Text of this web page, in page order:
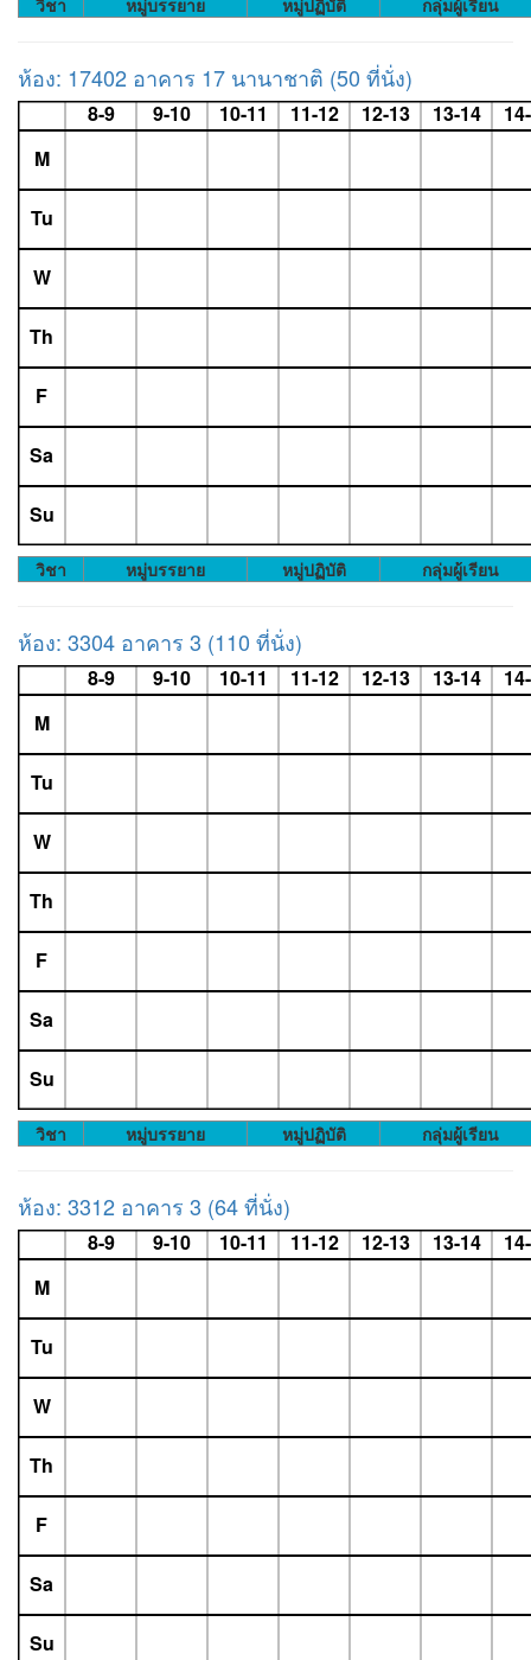
วิชา หมู่บรรยาย หมู่ปฏิบัติ กลุ่มผู้เรียน
ห้อง: 17402 อาคาร 17 นานาชาติ (50 ที่นั่ง)
8-9 9-10 10-11 11-12 12-13 13-14
M
Tu
W
Th
F
Sa
Su
วิชา หมู่บรรยาย หมู่ปฏิบัติ กลุ่มผู้เรียน
ห้อง: 3304 อาคาร 3 (110 ที่นั่ง)
8-9 9-10 10-11 11-12 12-13 13-14
M
Tu
W
Th
F
Sa
Su
วิชา หมู่บรรยาย หมู่ปฏิบัติ กลุ่มผู้เรียน
ห้อง: 3312 อาคาร 3 (64 ที่นั่ง)
8-9 9-10 10-11 11-12 12-13 13-14
M
Tu
W
Th
F
Sa
Su